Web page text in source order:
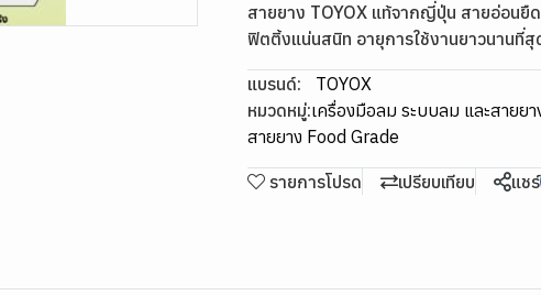
สายยาง TOYOX แท้จากญี่ปุ่น สายอ่อน
ฟิตติ้งแน่นสนิท อายุการใช้งานยาวนานที่สุ
แบรนด์:
TOYOX
หมวดหมู่:เครื่องมือลม ระบบลม และสายยา
สายยาง Food Grade
รายการโปรด เปรียบเทียบ แชร์